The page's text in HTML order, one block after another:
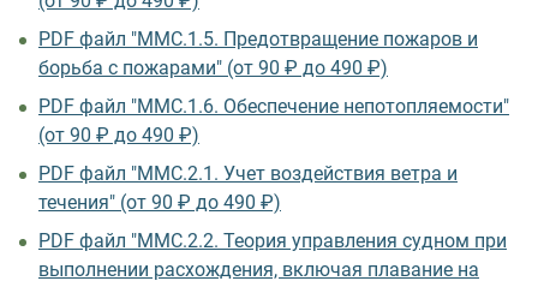
PDF файл "ММС.1.5. Предотвращение пожаров и
борьба с пожарами" (от 90 ₽ до 490 ₽)
PDF файл "ММС.1.6. Обеспечение непотопляемости"
(от 90 ₽ до 490 ₽)
PDF файл "ММС.2.1. Учет воздействия ветра и
течения" (от 90 ₽ до 490 ₽)
PDF файл "ММС.2.2. Теория управления судном при
выполнении расхождения, включая плавание на